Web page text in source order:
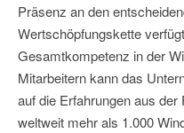
Präsenz an den
Wertschöpfungskette
Gesamtkompetenz in der
Mitarbeitern kann das
auf die Erfahrungen aus
weltweit mehr als 1.000